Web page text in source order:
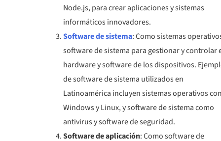
Node.js, para crear aplicaciones y sistemas
informáticos innovadores.
Software de sistema: Como sistemas
software de sistema para gestionar y controlar
hardware y software de los dispositivos.
de software de sistema utilizados en
Latinoamérica incluyen sistemas operativos
Windows y Linux, y software de sistema como
antivirus y software de seguridad.
Software de aplicación: Como software de